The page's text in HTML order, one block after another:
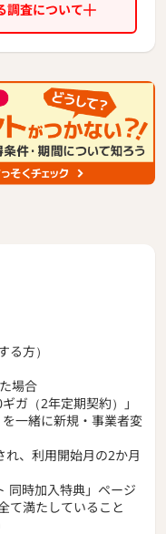
調査について
る方）
場合
ガ（2年定期契約）」
一緒に新規・事業者変
、利用開始月の2か月
同時加入特典」ページ
て満たしていること